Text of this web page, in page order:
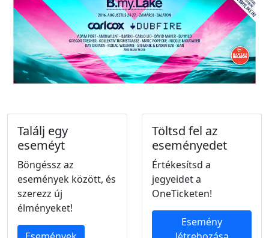
Találj egy
eseméyt
Böngéssz az
események között, és
szerezz új
élményeket!
Töltsd fel az
eseményedet
Értékesítsd a
jegyeidet a
OneTicketen!
Esemény